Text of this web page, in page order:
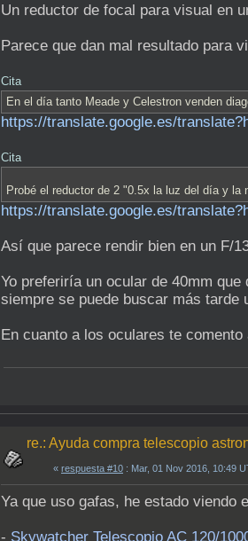
Un reductor de focal para visual en
Parece que dan mal resultado para
Cita
En el día tanto Meade y Celestron venden
https://translate.google.es/
Cita
Probé el reductor de 2 "0.5x la luz del día y la
https://translate.google.es/
Así que parece rendir bien en un F/
Yo preferiría un ocular de 40mm
siempre se puede buscar más tarde
En cuanto a los oculares te
re.: Ayuda compra telescopio
« respuesta #10 : Mar, 01 Nov 2016, 10:49
Ya que uso gafas, he estado viendo
- Skywatcher Telescopio AC 120/